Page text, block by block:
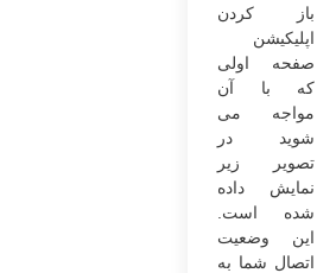
باز کردن
اپلیکیشن
صفحه اولی
که با آن
مواجه می
‌شوید در
تصویر زیر
نمایش داده
شده ‌است.
این وضعیت
اتصال شما به